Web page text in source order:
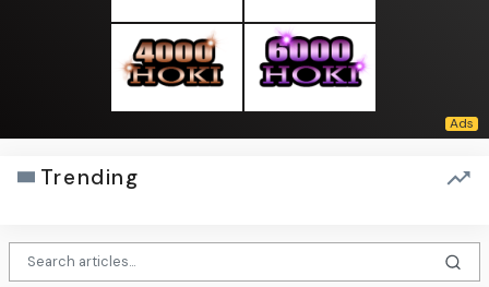
Trending